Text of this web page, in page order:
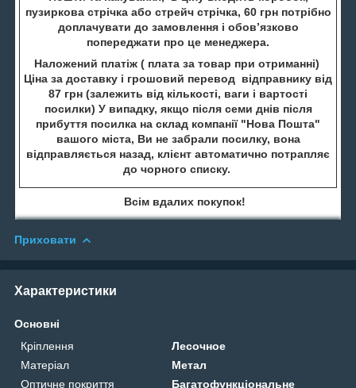
пузиркова стрічка або стрейч стрічка, 60 грн потрібно
доплачувати до замовлення і обов’язково
попереджати про це менеджера.
Наложений платіж ( плата за товар при отриманні)
Ціна за доставку і грошовий перевод відправнику від
87 грн (залежить від кількості, ваги і вартості
посилки) У випадку, якщо після семи днів після
прибуття посилка на склад компанії "Нова Пошта"
вашого міста, Ви не забрали посилку, вона
відправляється назад, клієнт автоматично потрапляє
до чорного списку.
Всім вдалих покупок!
Приховати
Характеристики
Основні
Кріплення
Лесочное
Матеріал
Метал
Оптичне покриття
Багатофункціональне